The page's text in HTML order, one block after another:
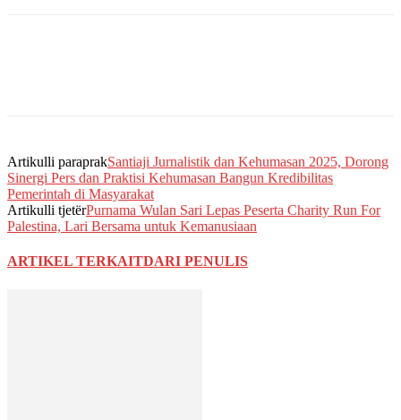
Artikulli paraprakSantiaji Jurnalistik dan Kehumasan 2025, Dorong
Sinergi Pers dan Praktisi Kehumasan Bangun Kredibilitas
Pemerintah di Masyarakat
Artikulli tjetërPurnama Wulan Sari Lepas Peserta Charity Run For
Palestina, Lari Bersama untuk Kemanusiaan
ARTIKEL TERKAITDARI PENULIS